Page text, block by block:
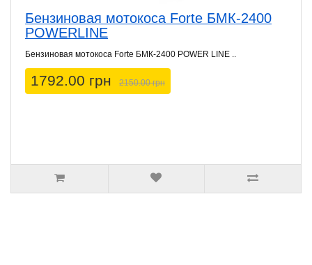
Бензиновая мотокоса Forte БМК-2400
POWERLINE
Бензиновая мотокоса Forte БМК-2400 POWER LINE ..
1792.00 грн 2150.00 грн